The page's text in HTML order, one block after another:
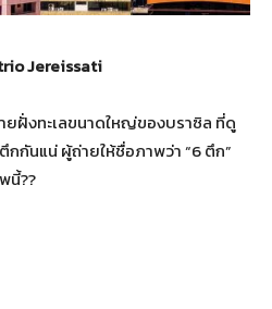
Jereissati
ยฝั่งทะเลขนาดใหญ่ของบราซิล ที่ดู
กันแน่ ผู้ถ่ายให้ชื่อภาพว่า “6 ตึก”
นี้??